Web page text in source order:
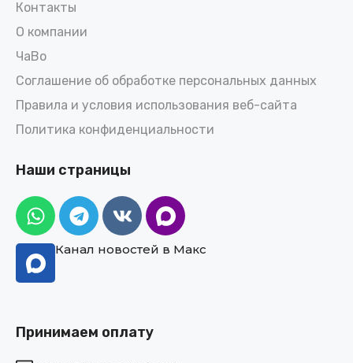
Контакты
О компании
ЧаВо
Соглашение об обработке персональных данных
Правила и условия использования веб-сайта
Политика конфиденциальности
Наши страницы
Канал новостей в Макс
Принимаем оплату